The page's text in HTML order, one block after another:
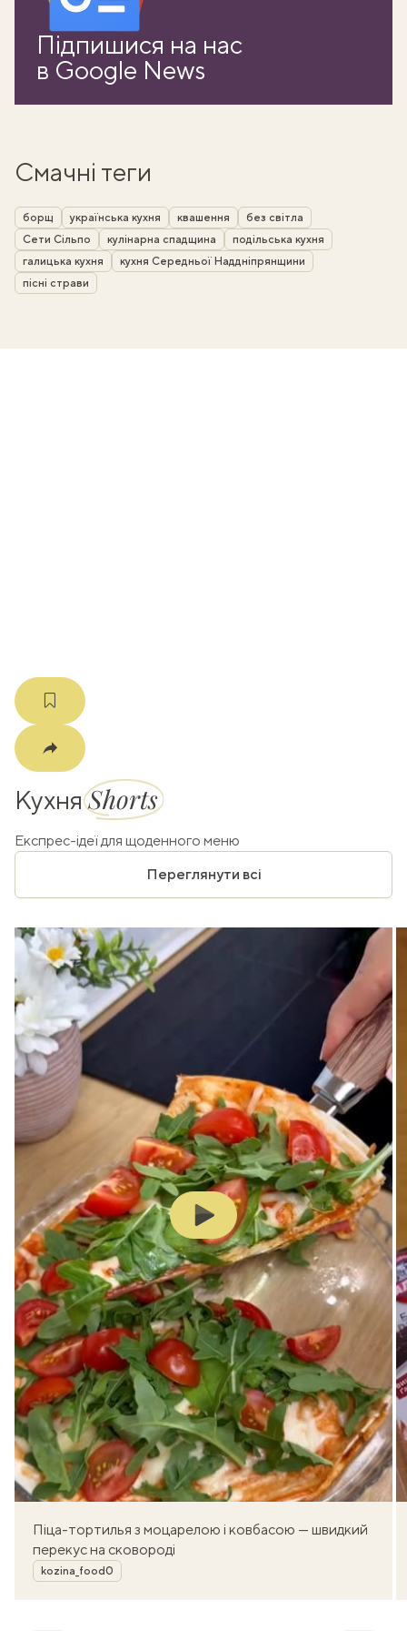
Підпишися на нас
в Google News
Смачні теги
борщ українська кухня квашення
без світла
Сети Сільпо
кулінарна спадщина
подільська кухня
галицька кухня
кухня Середньої Наддніпрянщини
пісні страви
КухняShorts
Експрес-ідеї для щоденного меню
Переглянути всі
Play
Піца-тортилья з моцарелою і ковбасою — швидкий
перекус на сковороді
Автор
kozina_food0